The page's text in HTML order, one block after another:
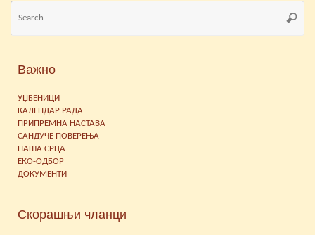
Важно
УЏБЕНИЦИ
КАЛЕНДАР РАДА
ПРИПРЕМНА НАСТАВА
САНДУЧЕ ПОВЕРЕЊА
НАША СРЦА
ЕКО-ОДБОР
ДОКУМЕНТИ
Скорашњи чланци